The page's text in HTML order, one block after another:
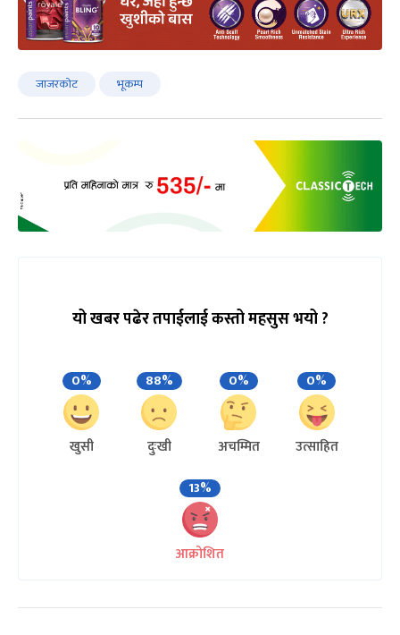
जाजरकोट भूकम्प
यो खबर पढेर तपाईलाई कस्तो महसुस भयो ?
0%
खुसी
88%
दुःखी
0%
अचम्मित
0%
उत्साहित
13%
आक्रोशित